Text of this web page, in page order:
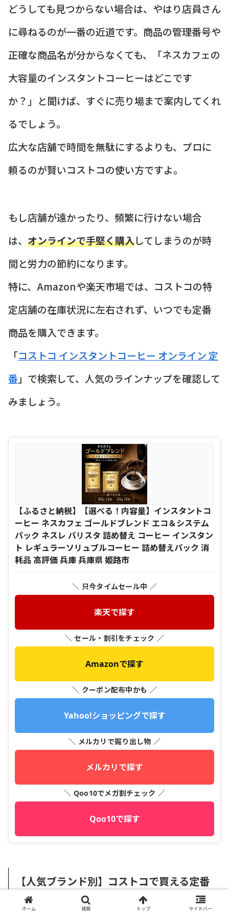
どうしても見つからない場合は、やはり店員さん
に尋ねるのが一番の近道です。商品の管理番号や
正確な商品名が分からなくても、「ネスカフェの
大容量のインスタントコーヒーはどこです
か？」と聞けば、すぐに売り場まで案内してくれ
るでしょう。
広大な店舗で時間を無駄にするよりも、プロに
頼るのが賢いコストコの使い方ですよ。
もし店舗が遠かったり、頻繁に行けない場合
は、 オンラインで手堅く購入してしまうのが時
間と労力の節約になります。
特に、Amazonや楽天市場では、コストコの特
定店舗の在庫状況に左右されず、いつでも定番
商品を購入できます。
「コストコ インスタントコーヒー オンライン 定
番 」で検索して、人気のラインナップを確認して
みましょう。
【ふるさと納税】【選べる！内容量】インスタントコ
ーヒー ネスカフェ ゴールドブレンド エコ＆システム
パック ネスレ バリスタ 詰め替え コーヒー インスタン
ト レギュラーソリュブルコーヒー 詰め替えパック 消
耗品 高評価 兵庫 兵庫県 姫路市
＼ 只今タイムセール中 ／
楽天で探す
＼ セール・割引をチェック ／
Amazonで探す
＼ クーポン配布中かも ／
Yahoo!ショッピングで探す
＼ メルカリで掘り出し物 ／
メルカリで探す
＼ Qoo10でメガ割チェック ／
Qoo10で探す
【人気ブランド別】コストコで買える定番
インスタントコーヒーを徹底紹介
ホーム 検索 トップ サイドバー